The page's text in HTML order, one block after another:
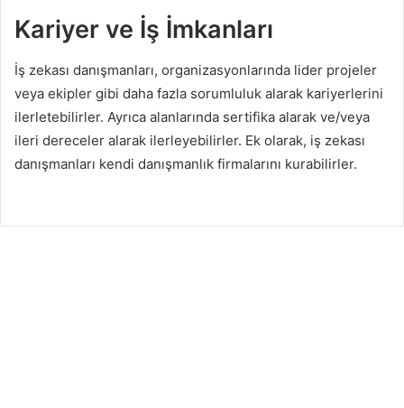
Kariyer ve İş İmkanları
İş zekası danışmanları, organizasyonlarında lider projeler
veya ekipler gibi daha fazla sorumluluk alarak kariyerlerini
ilerletebilirler. Ayrıca alanlarında sertifika alarak ve/veya
ileri dereceler alarak ilerleyebilirler. Ek olarak, iş zekası
danışmanları kendi danışmanlık firmalarını kurabilirler.